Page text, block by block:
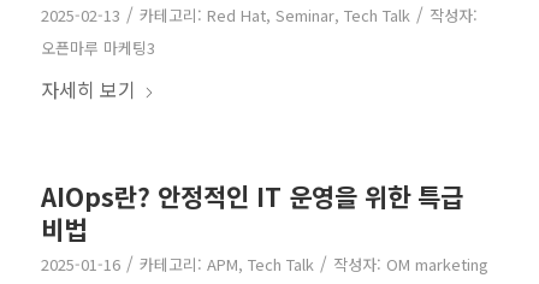
2025-02-13 / 카테고리: Red Hat, Seminar, Tech Talk / 작성자:
오픈마루 마케팅3
자세히 보기
AIOps란? 안정적인 IT 운영을 위한 특급
비법
2025-01-16 / 카테고리: APM, Tech Talk / 작성자: OM marketing